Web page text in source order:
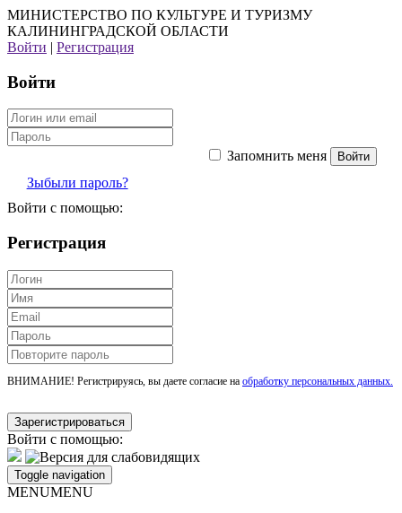
МИНИСТЕРСТВО ПО КУЛЬТУРЕ И ТУРИЗМУ
КАЛИНИНГРАДСКОЙ ОБЛАСТИ
Войти | Регистрация
Войти
Запомнить меня
Зыбыли пароль?
Войти с помощью:
Регистрация
ВНИМАНИЕ! Регистрируясь, вы даете согласие на обработку персональных данных.
Войти с помощью:
Toggle navigation
MENUMENU